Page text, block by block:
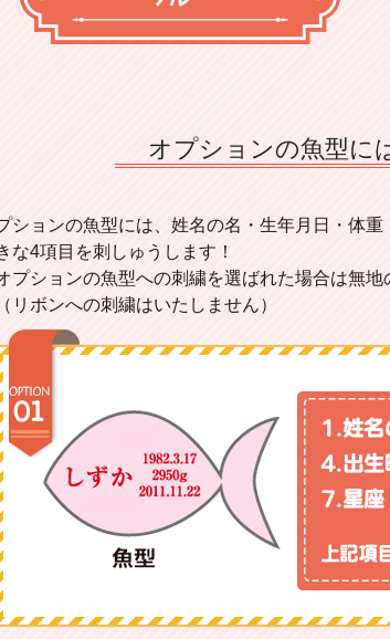
オプションの魚型に
ションの魚型には、姓名の名・生年月日・体
な4項目を刺しゅうします！
プションの魚型への刺繍を選ばれた場合は無地
ボンへの刺繍はいたしません）